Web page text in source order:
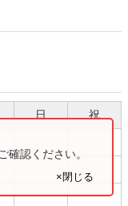
日 祝
認ください。
×閉じる